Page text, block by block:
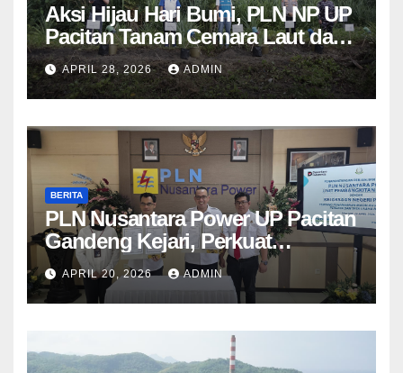
Aksi Hijau Hari Bumi, PLN NP UP
Pacitan Tanam Cemara Laut dan
Pandan
APRIL 28, 2026 ADMIN
BERITA
PLN Nusantara Power UP Pacitan
Gandeng Kejari, Perkuat
Penanganan Hukum Perdata dan
TUN
APRIL 20, 2026 ADMIN